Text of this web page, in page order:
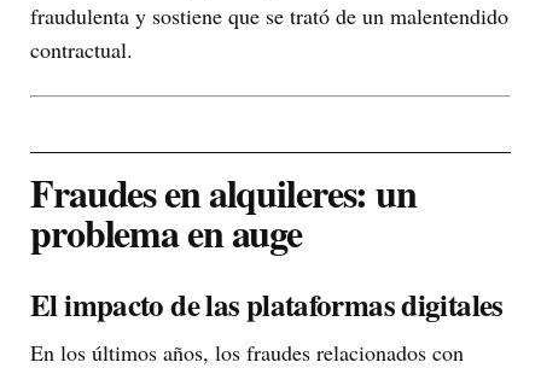
fraudulenta y sostiene que se trató de un malentendido
contractual.
Fraudes en alquileres: un
problema en auge
El impacto de las plataformas digitales
En los últimos años, los fraudes relacionados con